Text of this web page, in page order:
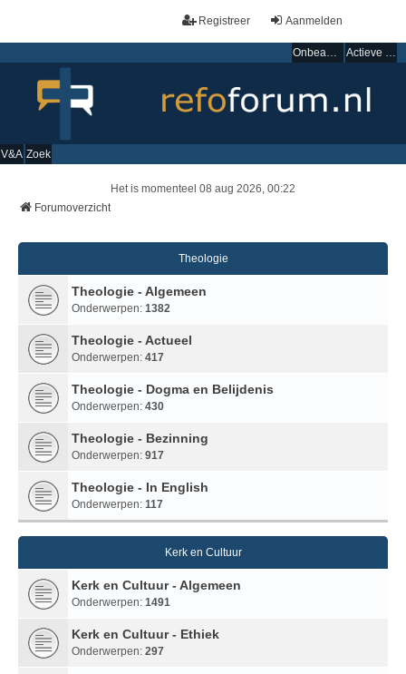
Aanmelden
Registreer
Onbeantwoorde onderwerpen Actieve onderwerpen
V&A Zoek
Het is momenteel 08 aug 2026, 00:22
Forumoverzicht
Theologie
Theologie - Algemeen
Onderwerpen: 1382
Theologie - Actueel
Onderwerpen: 417
Theologie - Dogma en Belijdenis
Onderwerpen: 430
Theologie - Bezinning
Onderwerpen: 917
Theologie - In English
Onderwerpen: 117
Kerk en Cultuur
Kerk en Cultuur - Algemeen
Onderwerpen: 1491
Kerk en Cultuur - Ethiek
Onderwerpen: 297